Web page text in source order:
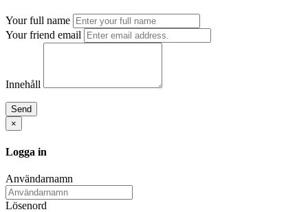
Your full name
Your friend email
Innehåll
Send
×
Logga in
Användarnamn
Lösenord